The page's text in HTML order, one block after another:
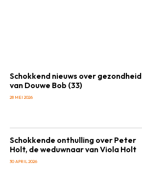
Schokkend nieuws over gezondheid
van Douwe Bob (33)
28 MEI 2026
Schokkende onthulling over Peter
Holt, de weduwnaar van Viola Holt
30 APRIL 2026